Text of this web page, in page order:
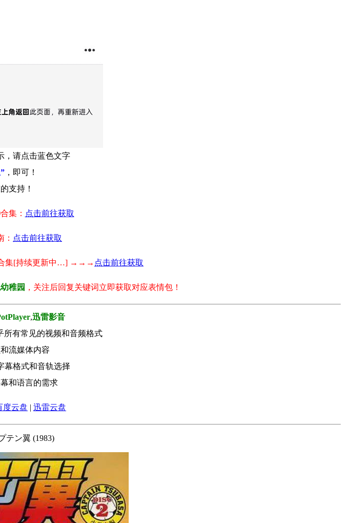
，请点击蓝色文字
，即可！
支持！
集： 点击前往获取
点击前往获取
合集[持续更新中…] →→→ 点击前往获取
稚园 ，关注后回复关键词立即获取对应表情包！
,迅雷影音
所有常见的视频和音频格式
流媒体内容
幕格式和音轨选择
和语言的需求
度云盘 | 迅雷云盘
テン翼 (1983)